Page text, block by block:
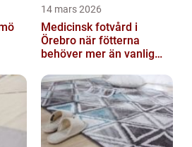
14 mars 2026
Medicinsk fotvård i
Örebro när fötterna
behöver mer än vanlig